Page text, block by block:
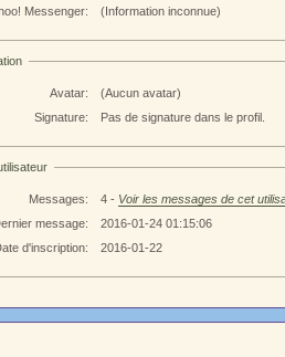
Messenger:
(Information inconnue)
Avatar:
(Aucun avatar)
Signature:
Pas de signature dans le profil.
Messages: 4 - Voir les messages de cet
message:
2016-01-24 01:15:06
d'inscription:
2016-01-22